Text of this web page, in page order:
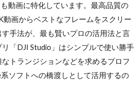
動画に特化しています。最高品質の
動画からベストなフレームをスクリー
手法が、最も賢いプロの活用法と言
「DJI Studio」はシンプルで使い勝手
トランジションなどを求めるプロフ
ソフトへの橋渡しとして活用するの